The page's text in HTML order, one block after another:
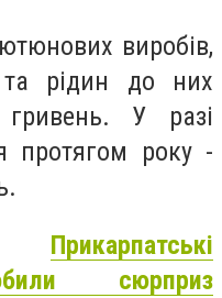
виробів,
та рідин до них
У разі
протягом року -
Прикарпатські
сюрприз